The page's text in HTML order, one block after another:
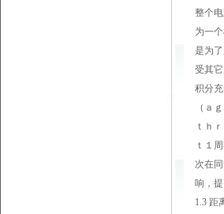
整个
为一
是为
受其
积分
（ａ
ｔｈ
ｔ１
次在
响，
1.3 距